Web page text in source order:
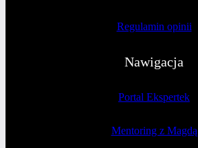
Regulamin opinii
Nawigacja
Portal Ekspertek
Mentoring z Magdą